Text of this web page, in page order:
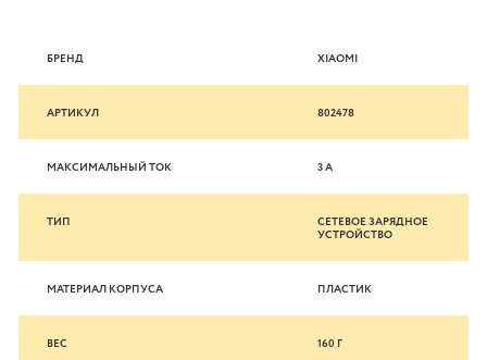
БРЕНД XIAOMI
АРТИКУЛ 802478
МАКСИМАЛЬНЫЙ ТОК 3 А
ТИП
СЕТЕВОЕ ЗАРЯДНОЕ
УСТРОЙСТВО
МАТЕРИАЛ КОРПУСА ПЛАСТИК
ВЕС 160 Г